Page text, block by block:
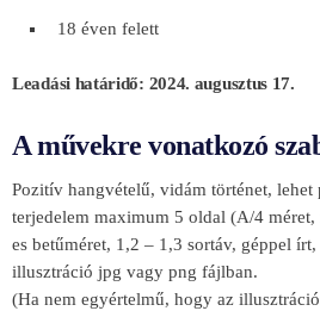
18 éven felett
Leadási határidő: 2024. augusztus 17.
A művekre vonatkozó
Pozitív hangvételű, vidám történet, lehet
terjedelem maximum 5 oldal (A/4
es betűméret, 1,2 – 1,3 sortáv, géppel
illusztráció jpg vagy png fájlban.
(Ha nem egyértelmű, hogy az